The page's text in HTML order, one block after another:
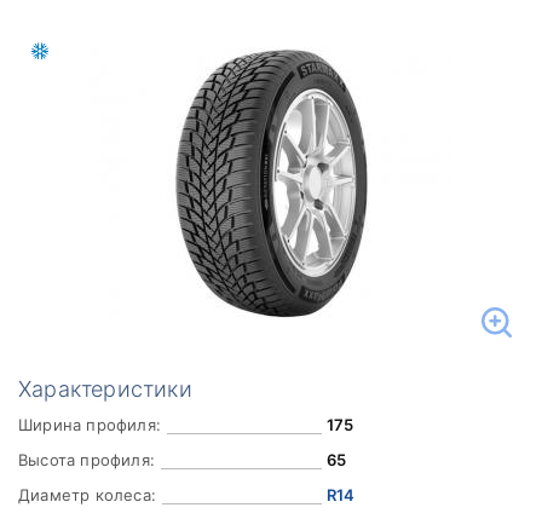
Характеристики
Ширина профиля:
175
Высота профиля:
65
Диаметр колеса:
R14